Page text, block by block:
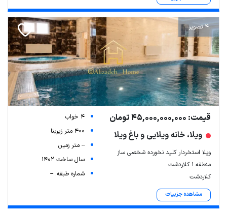
4 تصویر
قیمت: 45,000,000,000 تومان
ویلا، خانه ویلایی و باغ ویلا
ویلا استخردار کلید نخورده شخصی ساز
منطقه 1 کلاردشت
کلاردشت
مشاهده جزییات
4 خواب
400 متر زیربنا
-- متر زمین
سال ساخت 1402
شماره طبقه: --